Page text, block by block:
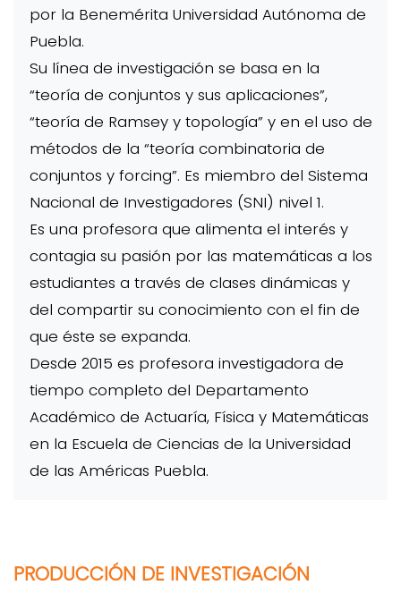
por la Benemérita Universidad Autónoma de
Puebla.
Su línea de investigación se basa en la
“teoría de conjuntos y sus aplicaciones”,
“teoría de Ramsey y topología” y en el uso de
métodos de la “teoría combinatoria de
conjuntos y forcing”. Es miembro del Sistema
Nacional de Investigadores (SNI) nivel 1.
Es una profesora que alimenta el interés y
contagia su pasión por las matemáticas a los
estudiantes a través de clases dinámicas y
del compartir su conocimiento con el fin de
que éste se expanda.
Desde 2015 es profesora investigadora de
tiempo completo del Departamento
Académico de Actuaría, Física y Matemáticas
en la Escuela de Ciencias de la Universidad
de las Américas Puebla.
PRODUCCIÓN DE INVESTIGACIÓN